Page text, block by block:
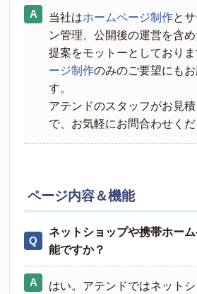
当社はホームページ制作と
ン管理、公開後の運営を含
提案をモットーとしておりま
ージ制作のみのご要望にも
す。
アテンドのスタッフがお見
で、お気軽にお問合わせくだ
ページ内容＆機能
ネットショップや携帯ホー
能ですか？
はい。アテンドではネット